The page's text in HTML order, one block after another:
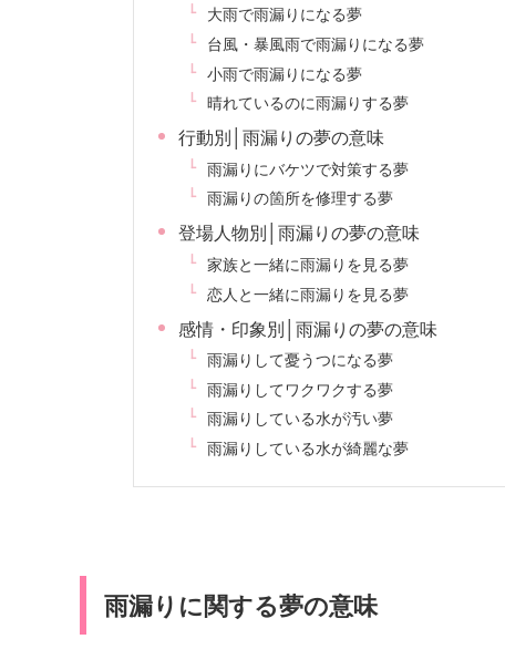
大雨で雨漏りになる夢
台風・暴風雨で雨漏りになる夢
小雨で雨漏りになる夢
晴れているのに雨漏りする夢
行動別│雨漏りの夢の意味
雨漏りにバケツで対策する夢
雨漏りの箇所を修理する夢
登場人物別│雨漏りの夢の意味
家族と一緒に雨漏りを見る夢
恋人と一緒に雨漏りを見る夢
感情・印象別│雨漏りの夢の意味
雨漏りして憂うつになる夢
雨漏りしてワクワクする夢
雨漏りしている水が汚い夢
雨漏りしている水が綺麗な夢
雨漏りに関する夢の意味